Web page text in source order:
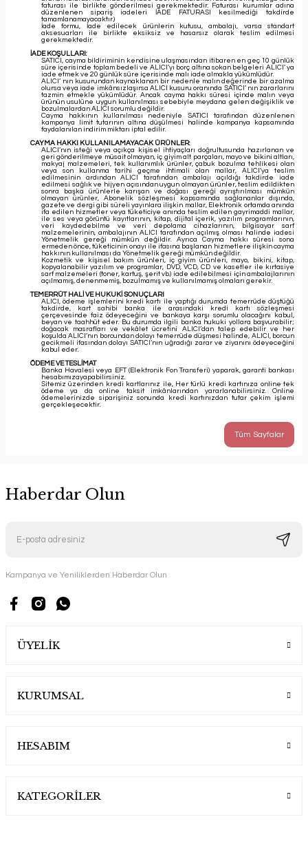
faturası ile birlikte gönderilmesi gerekmektedir. Faturası kurumlar adına
düzenlenen sipariş iadeleri İADE FATURASI kesilmediği takdirde
tamamlanamayacaktır.)
İade formu, İade edilecek ürünlerin kutusu, ambalajı, varsa standart
aksesuarları ile birlikte eksiksiz ve hasarsız olarak teslim edilmesi
gerekmektedir.
İADE KOŞULLARI:
SATICI, cayma bildiriminin kendisine ulaşmasından itibaren en geç 10 günlük
süre içerisinde toplam bedeli ve ALICI’yı borç altına sokan belgeleri ALICI’ ya
iade etmek ve 20 günlük süre içerisinde malı iade almakla yükümlüdür.
ALICI’ nın kusurundan kaynaklanan bir nedenle malın değerinde bir azalma
olursa veya iade imkânsızlaşırsa ALICI kusuru oranında SATICI’ nın zararlarını
tazmin etmekle yükümlüdür. Ancak cayma hakkı süresi içinde malın veya
ürünün usulüne uygun kullanılması sebebiyle meydana gelen değişiklik ve
bozulmalardan ALICI sorumlu değildir.
Cayma hakkının kullanılması nedeniyle SATICI tarafından düzenlenen
kampanya limit tutarının altına düşülmesi halinde kampanya kapsamında
faydalanılan indirim miktarı iptal edilir.
CAYMA HAKKI KULLANILAMAYACAK ÜRÜNLER:
ALICI’nın isteği veya açıkça kişisel ihtiyaçları doğrultusunda hazırlanan ve
geri gönderilmeye müsait olmayan, iç giyim alt parçaları, mayo ve bikini altları,
makyaj malzemeleri, tek kullanımlık ürünler, çabuk bozulma tehlikesi olan
veya son kullanma tarihi geçme ihtimali olan mallar, ALICI’ya teslim
edilmesinin ardından ALICI tarafından ambalajı açıldığı takdirde iade
edilmesi sağlık ve hijyen açısından uygun olmayan ürünler, teslim edildikten
sonra başka ürünlerle karışan ve doğası gereği ayrıştırılması mümkün
olmayan ürünler, Abonelik sözleşmesi kapsamında sağlananlar dışında,
gazete ve dergi gibi süreli yayınlara ilişkin mallar, Elektronik ortamda anında
ifa edilen hizmetler veya tüketiciye anında teslim edilen gayrimaddi mallar,
ile ses veya görüntü kayıtlarının, kitap, dijital içerik, yazılım programlarının,
veri kaydedebilme ve veri depolama cihazlarının, bilgisayar sarf
malzemelerinin, ambalajının ALICI tarafından açılmış olması halinde iadesi
Yönetmelik gereği mümkün değildir. Ayrıca Cayma hakkı süresi sona
ermeden önce, tüketicinin onayı ile ifasına başlanan hizmetlere ilişkin cayma
hakkının kullanılması da Yönetmelik gereği mümkün değildir.
Kozmetik ve kişisel bakım ürünleri, iç giyim ürünleri, mayo, bikini, kitap,
kopyalanabilir yazılım ve programlar, DVD, VCD, CD ve kasetler ile kırtasiye
sarf malzemeleri (toner, kartuş, şerit vb.) iade edilebilmesi için ambalajlarının
açılmamış, denenmemiş, bozulmamış ve kullanılmamış olmaları gerekir.
TEMERRÜT HALİ VE HUKUKİ SONUÇLARI
ALICI, ödeme işlemlerini kredi kartı ile yaptığı durumda temerrüde düştüğü
takdirde, kart sahibi banka ile arasındaki kredi kartı sözleşmesi
çerçevesinde faiz ödeyeceğini ve bankaya karşı sorumlu olacağını kabul,
beyan ve taahhüt eder. Bu durumda ilgili banka hukuki yollara başvurabilir;
doğacak masrafları ve vekâlet ücretini ALICI’dan talep edebilir ve her
koşulda ALICI’nın borcundan dolayı temerrüde düşmesi halinde, ALICI, borcun
gecikmeli ifasından dolayı SATICI’nın uğradığı zarar ve ziyanını ödeyeceğini
kabul eder.
ÖDEME VE TESLİMAT
Banka Havalesi veya EFT (Elektronik Fon Transferi) yaparak, garanti bankası
hesabımızayapabilirsiniz.
Sitemiz üzerinden kredi kartlarınız ile, Her türlü kredi kartınıza online tek
ödeme ya da online taksit imkânlarından yararlanabilirsiniz. Online
ödemelerinizde siparişiniz sonunda kredi kartınızdan tutar çekim işlemi
gerçekleşecektir.
Tüm Sayfalar
Haberdar Olun
Kampanya ve Yeniliklerden Haberdar Olun
ÜYELİK
KURUMSAL
HESABIM
KATEGORİLER